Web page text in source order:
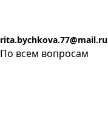
rita.bychkova.77@mail.ru
По всем вопросам